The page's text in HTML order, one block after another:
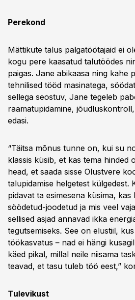
Perekond
Mättikute talus palgatöötajaid ei
kogu pere kaasatud talutöödes
paigas. Jane abikaasa ning kahe
tehnilised tööd masinatega,
sellega seostuv, Jane tegeleb
raamatupidamine,
edasi.
“Täitsa mõnus tunne on, kui su
klassis küsib, et kas tema hinded
head, et saada sisse Olustvere
talupidamise helgetest külgedest.
pidavat ta esimesena küsima, kas
söödetud-joodetud ja mis veel
sellised asjad annavad ikka
tegutsemiseks. See on elustiil,
töökasvatus – nad ei hängi
käed pikal, millal neile niisama
teavad, et tasu tuleb töö eest,”
Tulevikust